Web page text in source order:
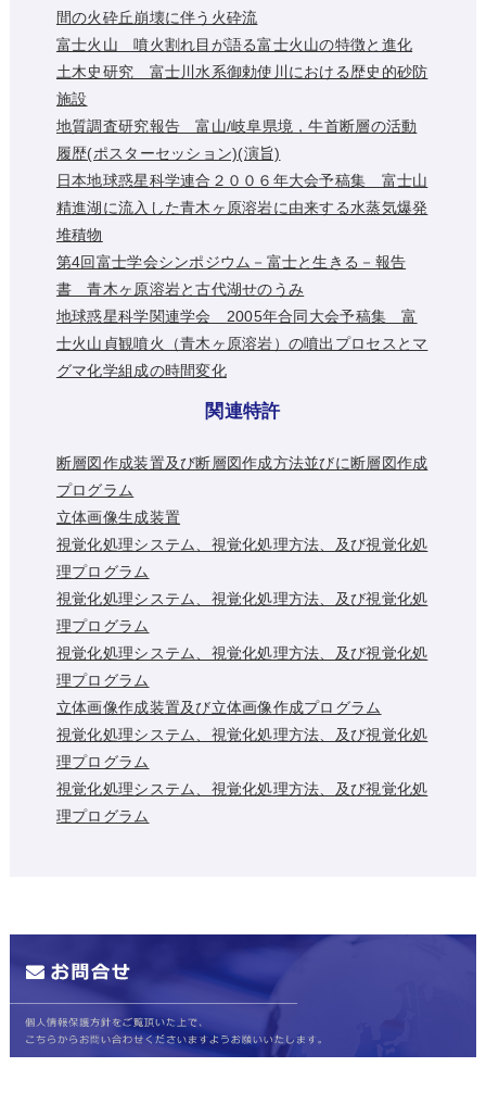
間の火砕丘崩壊に伴う火砕流
富士火山 噴火割れ目が語る富士火山の特徴と進化
土木史研究 富士川水系御勅使川における歴史的砂防
施設
地質調査研究報告 富山/岐阜県境，牛首断層の活動
履歴(ポスターセッション)(演旨)
日本地球惑星科学連合２００６年大会予稿集 富士山
精進湖に流入した青木ヶ原溶岩に由来する水蒸気爆発
堆積物
第4回富士学会シンポジウム－富士と生きる－報告
書 青木ヶ原溶岩と古代湖せのうみ
地球惑星科学関連学会 2005年合同大会予稿集 富
士火山貞観噴火（青木ヶ原溶岩）の噴出プロセスとマ
グマ化学組成の時間変化
関連特許
断層図作成装置及び断層図作成方法並びに断層図作成
プログラム
立体画像生成装置
視覚化処理システム、視覚化処理方法、及び視覚化処
理プログラム
視覚化処理システム、視覚化処理方法、及び視覚化処
理プログラム
視覚化処理システム、視覚化処理方法、及び視覚化処
理プログラム
立体画像作成装置及び立体画像作成プログラム
視覚化処理システム、視覚化処理方法、及び視覚化処
理プログラム
視覚化処理システム、視覚化処理方法、及び視覚化処
理プログラム